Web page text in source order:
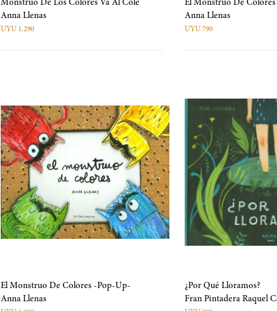
Monstruo De Los Colores Va Al Cole
Anna Llenas
UYU 1.290
El Monstruo De
Anna Llenas
UYU 790
El Monstruo De Colores -Pop-Up-
Anna Llenas
¿Por Qué Lloramos?
Fran Pintadera Raquel